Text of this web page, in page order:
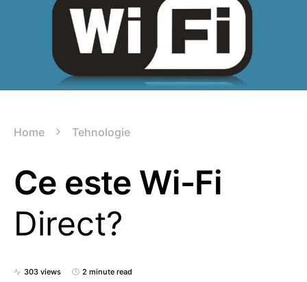
Home Tehnologie
Ce este Wi-Fi
Direct?
303 views 2 minute read